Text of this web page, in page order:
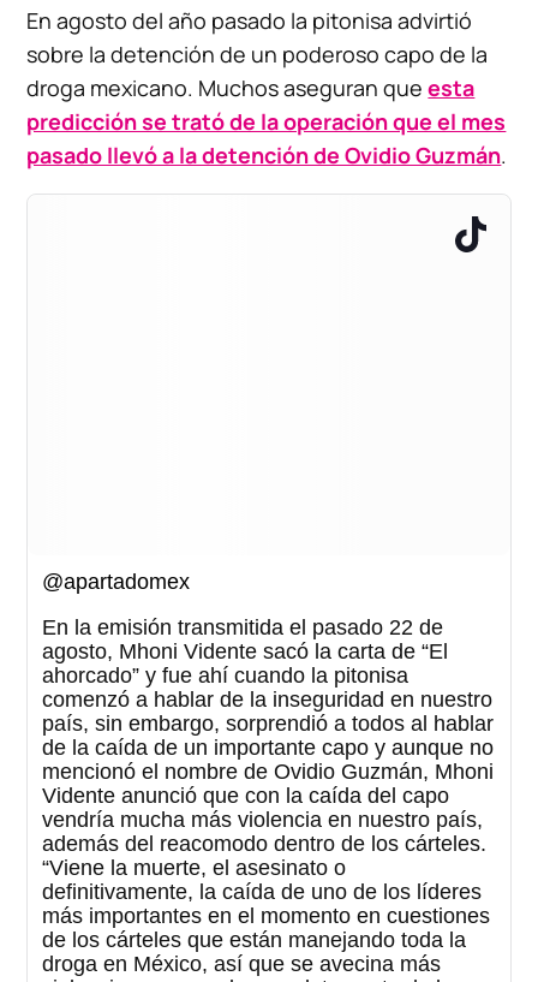
En agosto del año pasado la pitonisa advirtió
sobre la detención de un poderoso capo de la
droga mexicano. Muchos aseguran queesta
predicción se trató de la operación que el mes
pasado llevó a la detención de Ovidio Guzmán.
@apartadomex
En la emisión transmitida el pasado 22 de
agosto, Mhoni Vidente sacó la carta de “El
ahorcado” y fue ahí cuando la pitonisa
comenzó a hablar de la inseguridad en nuestro
país, sin embargo, sorprendió a todos al hablar
de la caída de un importante capo y aunque no
mencionó el nombre de Ovidio Guzmán, Mhoni
Vidente anunció que con la caída del capo
vendría mucha más violencia en nuestro país,
además del reacomodo dentro de los cárteles.
“Viene la muerte, el asesinato o
definitivamente, la caída de uno de los líderes
más importantes en el momento en cuestiones
de los cárteles que están manejando toda la
droga en México, así que se avecina más